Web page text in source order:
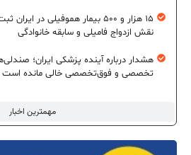
مهمترین اخبار
۱۵ هزار و ۵۰۰ بیمار هموفیلی در
نقش ازدواج فامیلی و سابقه خانوادگی
تخصصی و فوق‌تخصصی خالی مانده است